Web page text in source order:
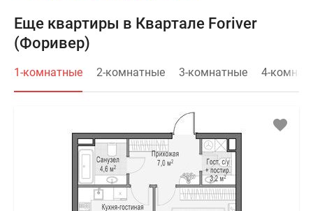
Еще квартиры в Квартале Foriver
(Форивер)
1-комнатные 2-комнатные 3-комнатные 4-